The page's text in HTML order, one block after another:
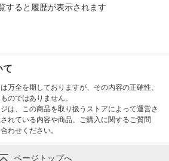
すると履歴が表示されます
て
万全を期しておりますが、その内容の正確性、
のではありません。
は、この商品を取り扱うストアによって運営さ
れている内容や商品、ご購入に関するご質問
わせください。
ページトップへ